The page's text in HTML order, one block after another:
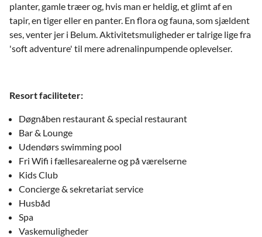
planter, gamle træer og, hvis man er heldig, et glimt af en
tapir, en tiger eller en panter. En flora og fauna, som sjældent
ses, venter jer i Belum. Aktivitetsmuligheder er talrige lige fra
'soft adventure' til mere adrenalinpumpende oplevelser.
Resort faciliteter:
Døgnåben restaurant & special restaurant
Bar & Lounge
Udendørs swimming pool
Fri Wifi i fællesarealerne og på værelserne
Kids Club
Concierge & sekretariat service
Husbåd
Spa
Vaskemuligheder